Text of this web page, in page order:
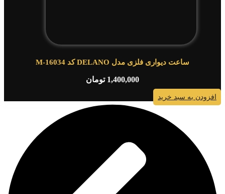
ساعت دیواری فلزی مدل DELANO کد M-16034
1,400,000 تومان
افزودن به سبد خرید